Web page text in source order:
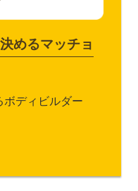
めるマッチョ
ディビルダー